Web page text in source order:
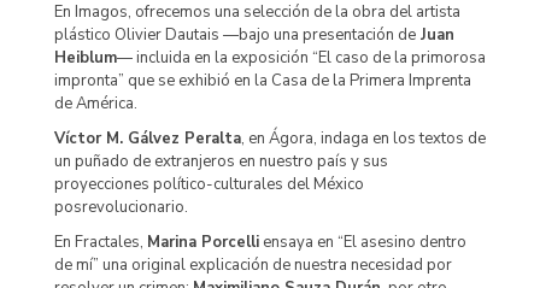
En Imagos, ofrecemos una selección de la obra del artista
plástico Olivier Dautais —bajo una presentación de Juan
Heiblum— incluida en la exposición “El caso de la primorosa
impronta” que se exhibió en la Casa de la Primera Imprenta
de América.
Víctor M. Gálvez Peralta, en Ágora, indaga en los textos de
un puñado de extranjeros en nuestro país y sus
proyecciones político-culturales del México
posrevolucionario.
En Fractales, Marina Porcelli ensaya en “El asesino dentro
de mí” una original explicación de nuestra necesidad por